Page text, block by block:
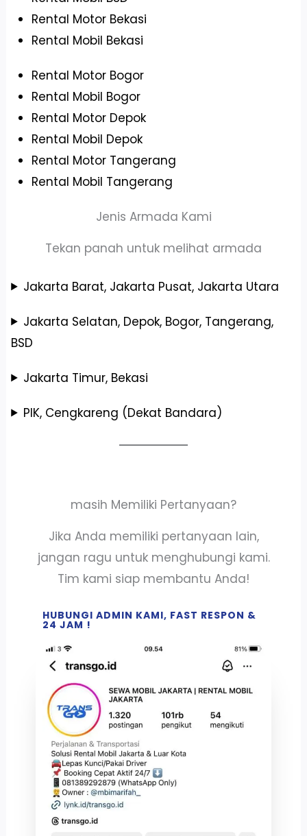
Rental Motor Bekasi
Rental Mobil Bekasi
Rental Motor Bogor
Rental Mobil Bogor
Rental Motor Depok
Rental Mobil Depok
Rental Motor Tangerang
Rental Mobil Tangerang
Jenis Armada Kami
Tekan panah untuk melihat armada
Jakarta Barat, Jakarta Pusat, Jakarta Utara
Jakarta Selatan, Depok, Bogor, Tangerang,
BSD
Jakarta Timur, Bekasi
PIK, Cengkareng (Dekat Bandara)
masih Memiliki Pertanyaan?
Jika Anda memiliki pertanyaan lain,
jangan ragu untuk menghubungi kami.
Tim kami siap membantu Anda!
HUBUNGI ADMIN KAMI, FAST RESPON &
24 JAM !